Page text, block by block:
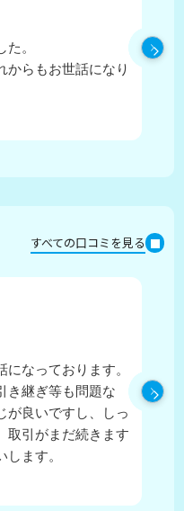
。
からもお世話になり
すべての口コミを見る
なっております。
き継ぎ等も問題な
が良いですし、しっ
取引がまだ続きます
ます。